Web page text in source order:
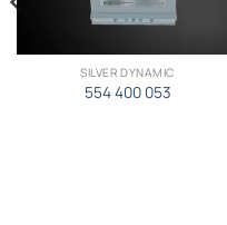
SILVER DYNAMIC
554 400 053